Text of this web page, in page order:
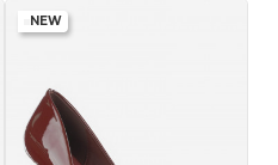
NEW